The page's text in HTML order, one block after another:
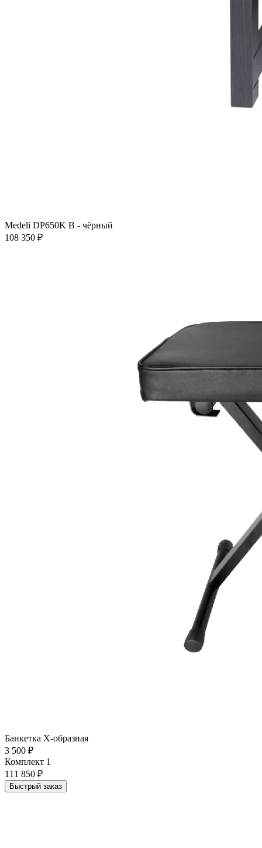
Medeli DP650K B - чёрный
108 350 ₽
Банкетка Х-образная
3 500 ₽
Комплект 1
111 850 ₽
Быстрый заказ